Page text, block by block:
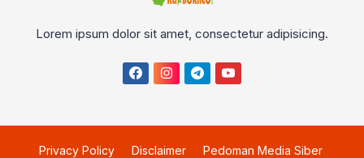
Lorem ipsum dolor sit amet, consectetur adipisicing.
Privacy Policy Disclaimer
Pedoman Media Siber